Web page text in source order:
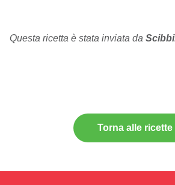
Questa ricetta è stata inviata da
Torna alle ricette